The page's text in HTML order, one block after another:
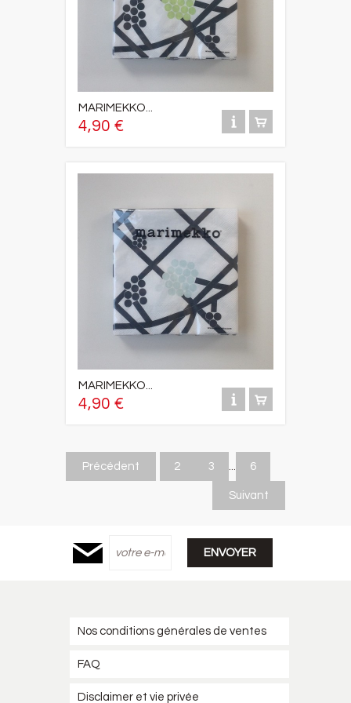
MARIMEKKO...
4,90 €
MARIMEKKO...
4,90 €
Précédent 2 3 ... 6
Suivant
Nos conditions générales de ventes
FAQ
Disclaimer et vie privée